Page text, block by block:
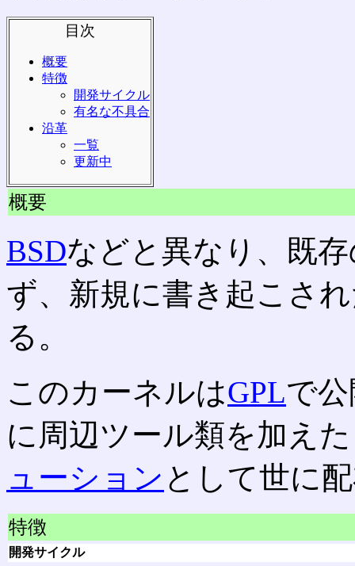
目次
概要
特徴
開発サイクル
有名な不具合
沿革
一覧
更新中
概要
BSDなどと異なり、既
ず、新規に書き起こさ
る。
このカーネルはGPLで
に周辺ツール類を加え
ューション として世に
特徴
開発サイクル